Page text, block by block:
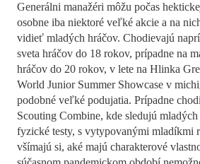
Generálni manažéri môžu počas
osobne iba niektoré veľké akcie a na
vidieť mladých hráčov. Chodievajú
sveta hráčov do 18 rokov, prípadne na
hráčov do 20 rokov, v lete na Hlinka
World Junior Summer Showcase v
podobné veľké podujatia. Prípadne
Scouting Combine, kde sledujú
fyzické testy, s vytypovanými mladíkmi
všímajú si, aké majú charakterové